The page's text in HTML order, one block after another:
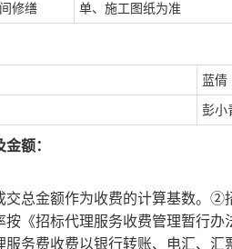
间修缮
单、施工图纸为准
蓝倩
彭小
额：
总金额作为收费的计算基数。②
按《招标代理服务收费管理暂行
服务费收费以银行转账、电汇、